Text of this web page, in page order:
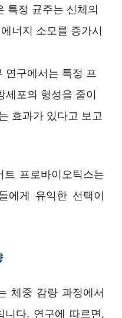
특정 균주는 신체의
너지 소모를 증가시
연구에서는 특정 프
세포의 형성을 줄이
효과가 있다고 보고
프로바이오틱스는
에게 유익한 선택이
체중 감량 과정에서
니다. 연구에 따르면,